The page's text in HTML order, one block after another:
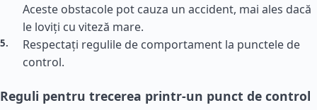
Aceste obstacole pot cauza un accident, mai ales dacă
le loviți cu viteză mare.
Respectați regulile de comportament la punctele de
control.
Reguli pentru trecerea printr-un punct de control